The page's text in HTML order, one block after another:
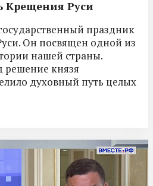
Крещения Руси
праздник
Он посвящен одной из
нашей страны.
решение князя
духовный путь целых